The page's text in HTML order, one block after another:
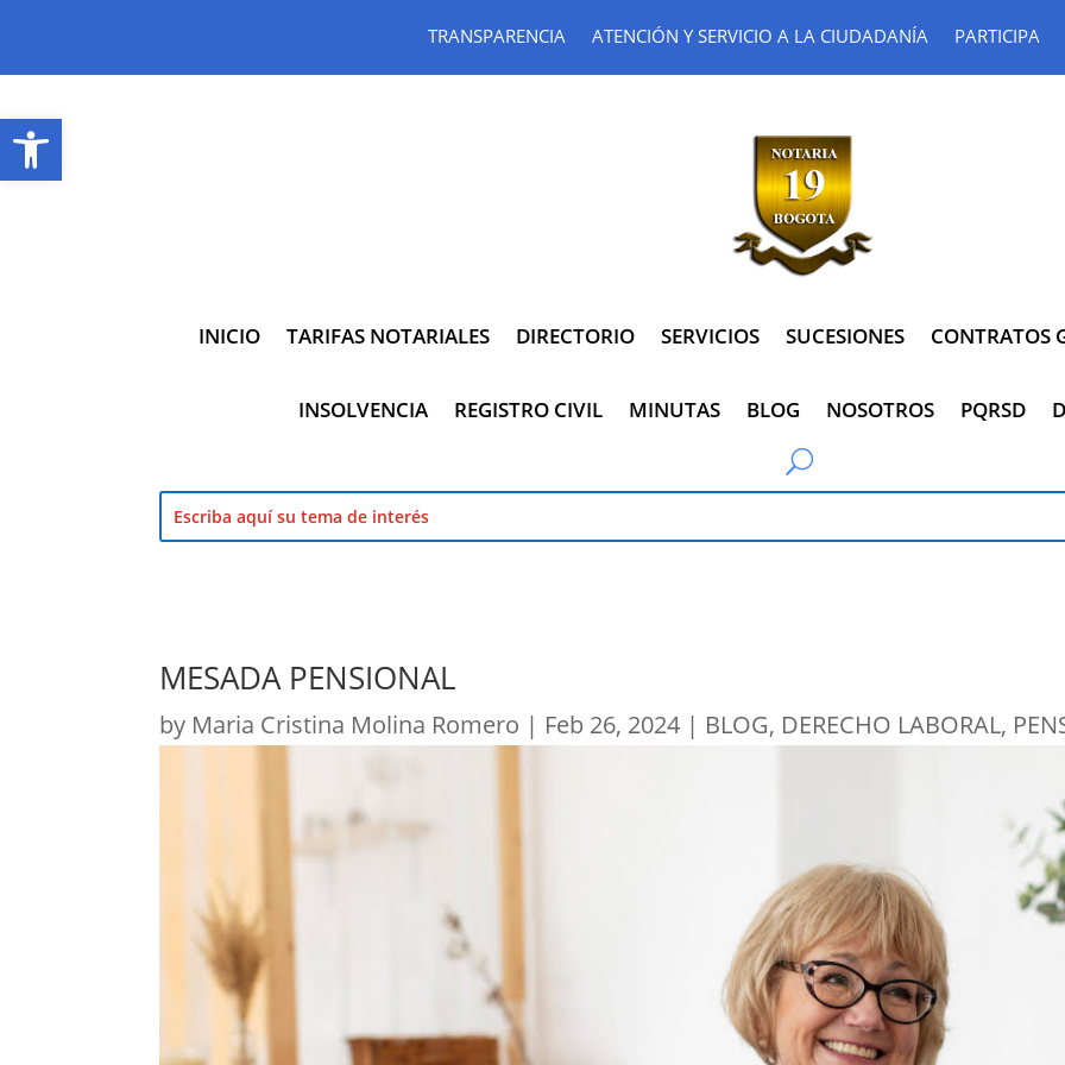
Abrir barra de herramientas
TRANSPARENCIA ATENCIÓN Y SERVICIO A LA CIUDADANÍA PARTICIPA
INICIO TARIFAS NOTARIALES DIRECTORIO SERVICIOS SUCESIONES CONTRATOS
INSOLVENCIA REGISTRO CIVIL MINUTAS BLOG NOSOTROS PQRSD
MESADA PENSIONAL
by Maria Cristina Molina Romero | Feb 26, 2024 | BLOG, DERECHO LABORAL,